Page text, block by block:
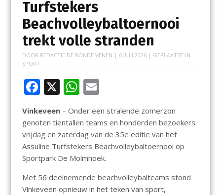
Turfstekers
Beachvolleybaltoernooi
trekt volle stranden
DOOR REDACTIE DE RONDE VENEN | 6 JULI 2026| GEPLAATST IN
SPORT
F
e
b
o
o
k
X W
h
at
s
A
p
p
E
ai
l
Vinkeveen– Onder een stralende zomerzon
genoten tientallen teams en honderden bezoekers
vrijdag en zaterdag van de 35e editie van het
Assuline Turfstekers Beachvolleybaltoernooi op
Sportpark De Molmhoek.
Met 56 deelnemende beachvolleybalteams stond
Vinkeveen opnieuw in het teken van sport,